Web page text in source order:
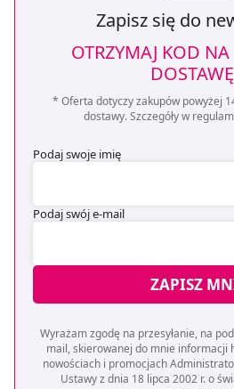
Zapisz się do
OTRZYMAJ KOD
DOSTAWĘ
* Oferta dotyczy zakupów powyżej
dostawy. Szczegóły w
Podaj swoje imię
Podaj swój e-mail
ZAPISZ
Wyrażam zgodę na przesyłanie, na
mail, skierowanej do mnie informacji
nowościach i promocjach
Ustawy z dnia 18 lipca 2002 r. o